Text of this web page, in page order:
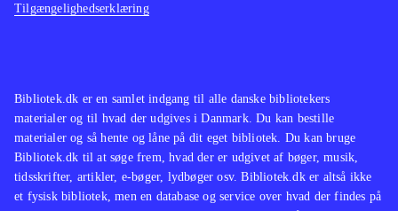
forventninger, der indledningsvis
Bibliotek.dk er en samlet indgang til alle danske bibliotekers
materialer og til hvad der udgives i Danmark. Du kan bestille
materialer og så hente og låne på dit eget bibliotek. Du kan bruge
Bibliotek.dk til at søge frem, hvad der er udgivet af bøger, musik,
tidsskrifter, artikler, e-bøger, lydbøger osv. Bibliotek.dk er altså ikke
et fysisk bibliotek, men en database og service over hvad der findes på
Tilgængelighedserklæring